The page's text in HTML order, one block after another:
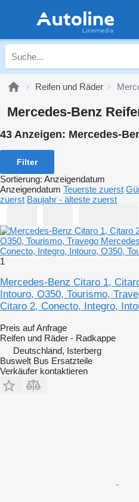
Reifen und Räder
Mercedes-Benz
43 Anzeigen: Mercedes-
Filter
Sortierung: Anzeigendatum
Anzeigendatum Teuerste zuerst
zuerst Baujahr - älteste zuerst
1
Mercedes-Benz Citaro 1,
Intouro, O350, Tourismo,
Citaro 2, Conecto, Integro,
Preis auf Anfrage
Reifen und Räder - Radkappe
Deutschland, Isterberg
Buswelt Bus Ersatzteile
Verkäufer kontaktieren